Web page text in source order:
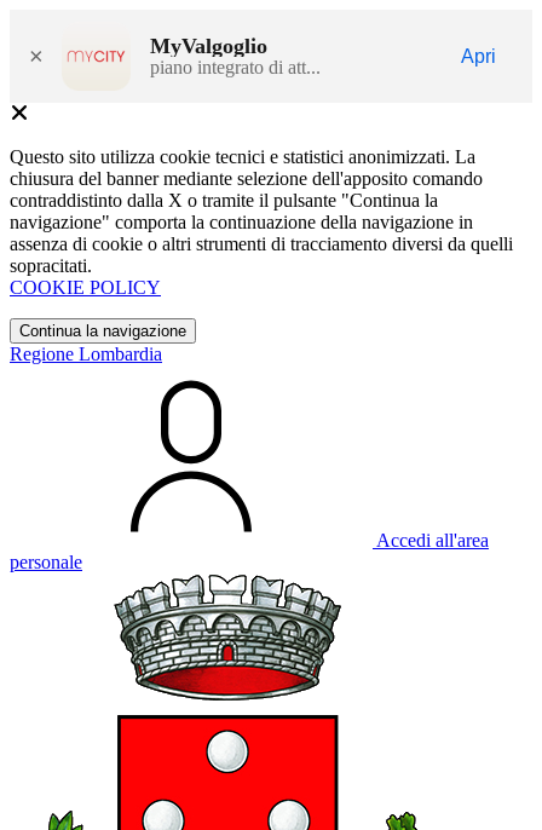
× MyValgoglio
piano integrato di att...
Apri
Questo sito utilizza cookie tecnici e statistici anonimizzati. La
chiusura del banner mediante selezione dell'apposito comando
contraddistinto dalla X o tramite il pulsante "Continua la
navigazione" comporta la continuazione della navigazione in
assenza di cookie o altri strumenti di tracciamento diversi da quelli
sopracitati.
COOKIE POLICY
Continua la navigazione
Regione Lombardia
Accedi all'area
personale